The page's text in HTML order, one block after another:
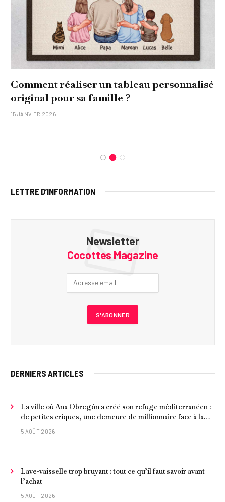
Comment réaliser un tableau personnalisé
original pour sa famille ?
15 JANVIER 2026
LETTRE D’INFORMATION
Newsletter
Cocottes Magazine
DERNIERS ARTICLES
La ville où Ana Obregón a créé son refuge méditerranéen :
de petites criques, une demeure de millionnaire face à la
mer et les meilleurs fruits de mer
5 AOÛT 2026
Lave-vaisselle trop bruyant : tout ce qu’il faut savoir avant
l’achat
5 AOÛT 2026